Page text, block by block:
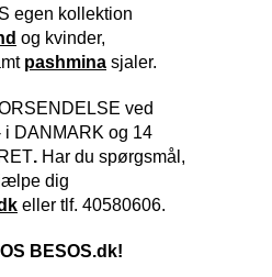
egen kollektion
og kvinder,
pashmina sjaler.
ved
i DANMARK og 14
. Har du spørgsmål,
dig
eller tlf. 40580606.
BESOS.dk!